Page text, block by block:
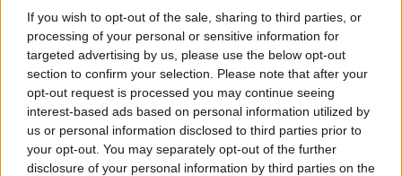
If you wish to opt-out of the sale, sharing to third parties, or
processing of your personal or sensitive information for
targeted advertising by us, please use the below opt-out
section to confirm your selection. Please note that after your
opt-out request is processed you may continue seeing
interest-based ads based on personal information utilized by
us or personal information disclosed to third parties prior to
your opt-out. You may separately opt-out of the further
disclosure of your personal information by third parties on the
Stiri calde